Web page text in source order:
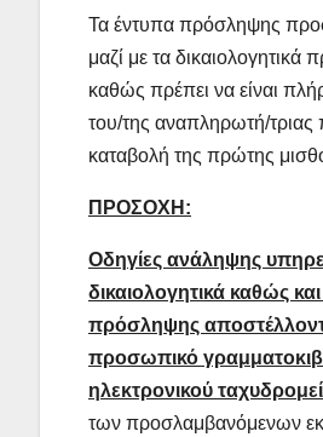
Τα έντυπα πρόσληψης
μαζί με τα δικαιολογητικά
καθώς πρέπει να είναι
του/της αναπληρωτή/τριας
καταβολή της πρώτης
ΠΡΟΣΟΧΗ:
Οδηγίες ανάληψης
δικαιολογητικά καθώς
πρόσληψης
προσωπικό
ηλεκτρονικού
των προσλαμβανόμενων